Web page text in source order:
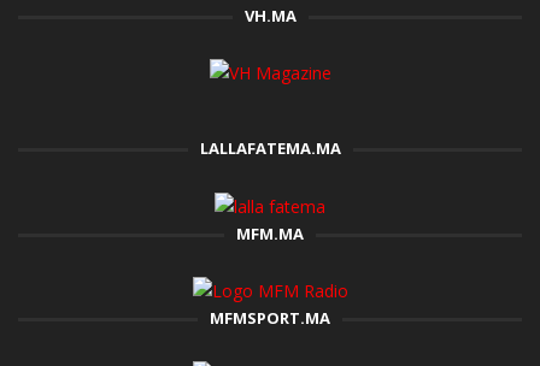
VH.MA
LALLAFATEMA.MA
MFM.MA
MFMSPORT.MA